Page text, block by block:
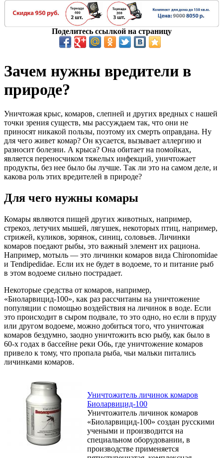
Поделитесь ссылкой на страницу
Зачем нужны вредители в
природе?
Уничтожая крыс, комаров, слепней и других вредных с нашей
точки зрения существ, мы рассуждаем так, что они не
приносят никакой пользы, поэтому их смерть оправдана. Ну
для чего живет комар? Он кусается, вызывает аллергию и
разносит болезни. А крыса? Она обитает на помойках,
является переносчиком тяжелых инфекций, уничтожает
продукты, без нее было бы лучше. Так ли это на самом деле, и
какова роль этих вредителей в природе?
Для чего нужны комары
Комары являются пищей других животных, например,
стрекоз, летучих мышей, лягушек, некоторых птиц, например,
стрижей, куликов, зорянок, синиц, соловьев. Личинки
комаров поедают рыбы, это важный элемент их рациона.
Например, мотыль — это личинки комаров вида Chironomidae
и Tendipedidae. Если их не будет в водоеме, то и питание рыб
в этом водоеме сильно пострадает.
Некоторые средства от комаров, например,
«Биоларвицид-100», как раз рассчитаны на уничтожение
популяции с помощью воздействия на личинок в воде. Если
это происходит в сыром подвале, то это одно, но если в пруду
или другом водоеме, можно добиться того, что уничтожая
комаров бездумно, заодно уничтожить всю рыбу, как было в
60-х годах в бассейне реки Обь, где уничтожение комаров
привело к тому, что пропала рыба, чьи мальки питались
личинками комаров.
Уничтожитель личинок комаров
Биоларвицид-100
Уничтожитель личинок комаров
«Биоларвицид-100» создан русскими
учеными и производится на
специальном оборудовании, в
производстве применяется